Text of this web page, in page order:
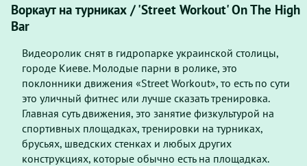
Воркаут на турниках / 'Street Workout' On The High
Bar
Видеоролик снят в гидропарке украинской столицы,
городе Киеве. Молодые парни в ролике, это
поклонники движения «Street Workout», то есть по сути
это уличный фитнес или лучше сказать тренировка.
Главная суть движения, это занятие физкультурой на
спортивных площадках, тренировки на турниках,
брусьях, шведских стенках и любых других
конструкциях, которые обычно есть на площадках.